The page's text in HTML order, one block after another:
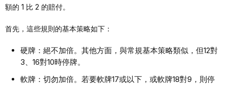
額的 1 比 2 的賠付。
首先，這些規則的基本策略如下：
硬牌：絕不加倍。其他方面，與常規基本策略類似，但12對
3、16對10時停牌。
軟牌：切勿加倍。若要軟牌17或以下，或軟牌18對9，則停